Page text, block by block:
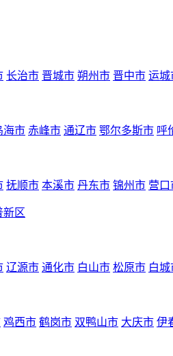
长治市 晋城市 朔州市 晋中市 运城
海市 赤峰市 通辽市 鄂尔多斯市 呼
抚顺市 本溪市 丹东市 锦州市 营口
新区
辽源市 通化市 白山市 松原市 白城
鸡西市 鹤岗市 双鸭山市 大庆市 伊